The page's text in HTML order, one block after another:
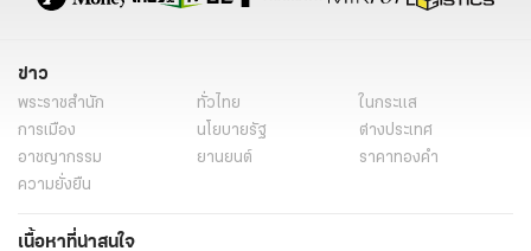
ข่าว
พระราชสำนัก ทั่วไทย
ในกระแส
การเมือง
นโยบายรัฐ
ต่างประเทศ
อาชญากรรม
ยานยนต์
ราคาทองคำ
ความยั่งยืน
เนื้อหาที่น่าสนใจ